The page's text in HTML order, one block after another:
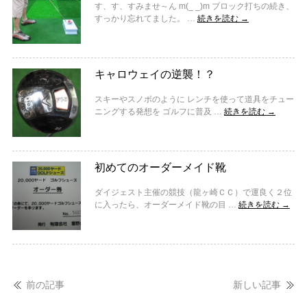
す、す、すみませ～ん m(_ _)m ブロック打ちの続き、
すっかり忘れてました。 … 続きを読む →
キャロウェイの逆襲！？
スキーやスノボのように レンチを使って道具をチュー
ニングする発想を ゴルフに普及 … 続きを読む →
初めてのオーダーメイド靴
ダイジェスト主催の競技（龍ヶ崎ＣＣ）で運良く２位
に入ったら、オーダーメイド靴の目 … 続きを読む →
前の記事 新しい記事